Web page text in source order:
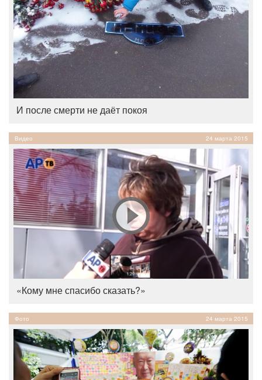
И после смерти не даёт покоя
Видео 24 марта 2015
«Кому мне спасибо сказать?»
Фото 24 марта 2015